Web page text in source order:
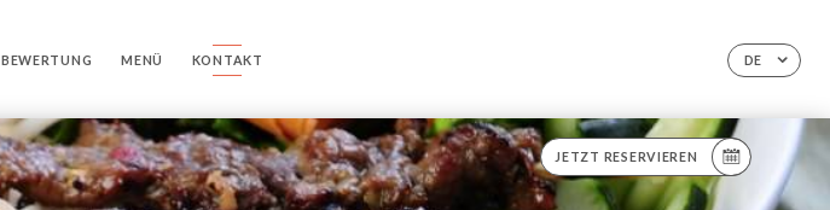
DE
BEWERTUNG MENÜ KONTAKT
JETZT RESERVIEREN